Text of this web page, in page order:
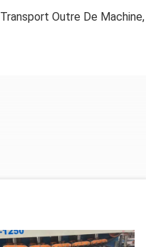
Transport Outre De Machine,